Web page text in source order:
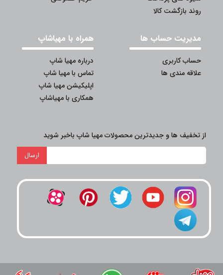
روند بازگشت کالا
مدیریت حساب ها
حساب کاربری
علاقه مندی ها
همراه با مهیاشاپ
درباره مهیا شاپ
تماس با مهیا شاپ
اپلیکیشن مهیا شاپ
همکاری با مهیاشاپ
از تخفیف ها و جدیدترین محصولات مهیا شاپ باخبر شوید